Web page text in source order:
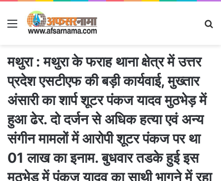
Menu
मथुरा : मथुरा के फराह थाना क्षेत्र में उत्तर
प्रदेश एसटीएफ की बड़ी कार्यवाई, मुख्तार
अंसारी का शार्प शूटर पंकज यादव मुठभेड़ में
हुआ ढेर. दो दर्जन से अधिक हत्या एवं अन्य
संगीन मामलों में आरोपी शूटर पंकज पर था
01 लाख का इनाम. बुधवार तडके हुई इस
मुठभेड़ में पंकज यादव का साथी भागने में रहा